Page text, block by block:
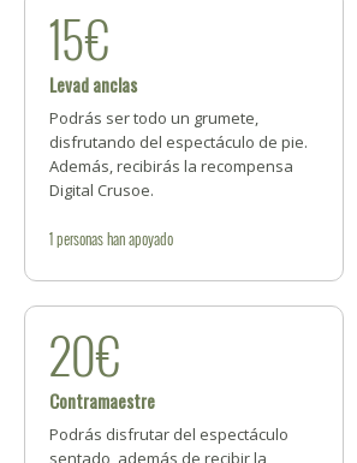
15€
Levad anclas
Podrás ser todo un grumete,
disfrutando del espectáculo de pie.
Además, recibirás la recompensa
Digital Crusoe.
1personashan apoyado
20€
Contramaestre
Podrás disfrutar del espectáculo
sentado, además de recibir la